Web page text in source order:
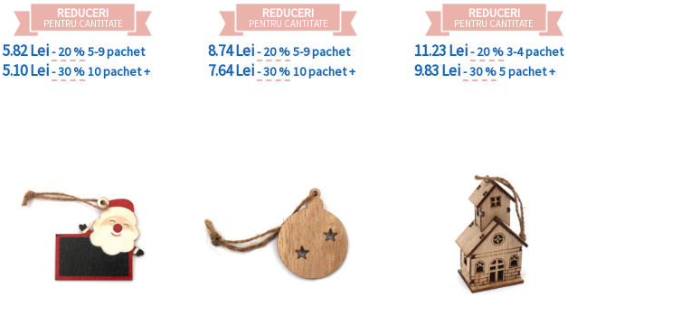
REDUCERI
PENTRU CANTITATE
5.82 Lei- 20 %5-9 pachet
5.10 Lei- 30 %10 pachet +
REDUCERI
PENTRU CANTITATE
8.74 Lei- 20 %5-9 pachet
7.64 Lei- 30 %10 pachet +
REDUCERI
PENTRU CANTITATE
11.23 Lei- 20 %3-4 pachet
9.83 Lei- 30 %5 pachet +